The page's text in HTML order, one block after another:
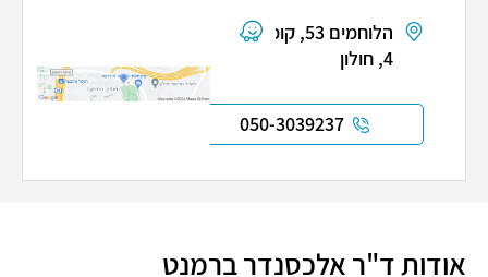
הלוחמים 53, קומה
4, חולון
050-3039237
אודות ד"ר אלכסנדר ברמנט